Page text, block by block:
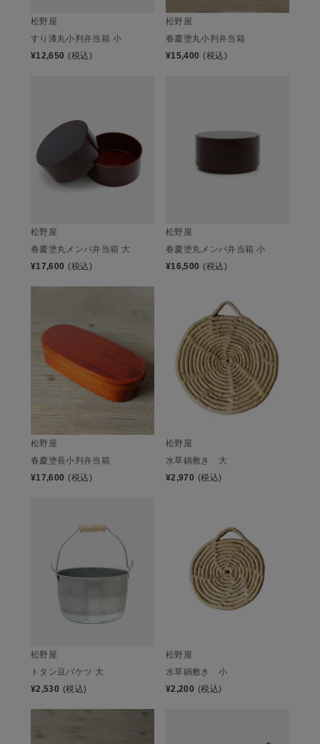
松野屋
すり漆丸小判弁当箱 小
¥12,650 (税込)
松野屋
春慶塗丸小判弁当箱
¥15,400 (税込)
松野屋
春慶塗丸メンパ弁当箱 大
¥17,600 (税込)
松野屋
春慶塗丸メンパ弁当箱 小
¥16,500 (税込)
松野屋
春慶塗長小判弁当箱
¥17,600 (税込)
松野屋
水草鍋敷き 大
¥2,970 (税込)
松野屋
トタン豆バケツ 大
¥2,530 (税込)
松野屋
水草鍋敷き 小
¥2,200 (税込)